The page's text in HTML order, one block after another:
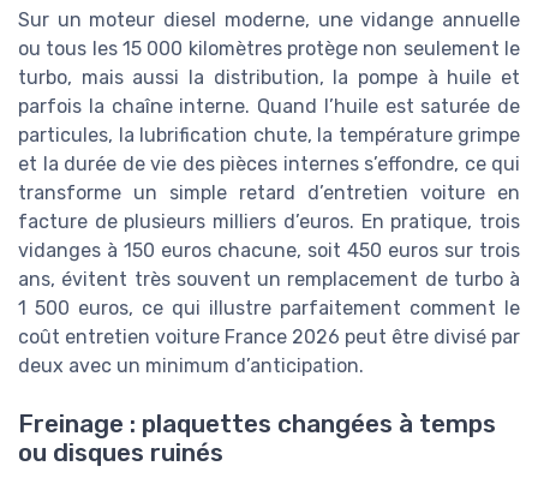
Sur un moteur diesel moderne, une vidange annuelle
ou tous les 15 000 kilomètres protège non seulement le
turbo, mais aussi la distribution, la pompe à huile et
parfois la chaîne interne. Quand l’huile est saturée de
particules, la lubrification chute, la température grimpe
et la durée de vie des pièces internes s’effondre, ce qui
transforme un simple retard d’entretien voiture en
facture de plusieurs milliers d’euros. En pratique, trois
vidanges à 150 euros chacune, soit 450 euros sur trois
ans, évitent très souvent un remplacement de turbo à
1 500 euros, ce qui illustre parfaitement comment le
coût entretien voiture France 2026 peut être divisé par
deux avec un minimum d’anticipation.
Freinage : plaquettes changées à temps
ou disques ruinés